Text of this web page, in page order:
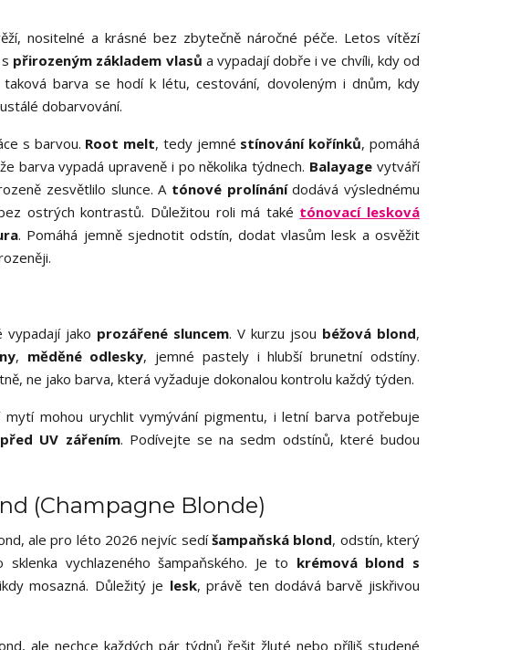
nositelné a krásné bez zbytečně náročné péče. Letos vítězí
přirozeným základem vlasů a vypadají dobře i ve chvíli, kdy od
barva se hodí k létu, cestování, dovoleným i dnům, kdy
dobarvování.
s barvou. Root melt, tedy jemné stínování kořínků, pomáhá
barva vypadá upraveně i po několika týdnech. Balayage vytváří
zesvětlilo slunce. A tónové prolínánídodává výslednému
ostrých kontrastů. Důležitou roli má také tónovací lesková
. Pomáhá jemně sjednotit odstín, dodat vlasům lesk a osvěžit
jako prozářené sluncem. V kurzu jsou béžová blond,
, měděné odlesky, jemné pastely i hlubší brunetní odstíny.
ne jako barva, která vyžaduje dokonalou kontrolu každý týden.
mohou urychlit vymývání pigmentu, i letní barva potřebuje
UV zářením. Podívejte se na sedm odstínů, které budou
(Champagne Blonde)
ale pro léto 2026 nejvíc sedíšampaňská blond, odstín, který
sklenka vychlazeného šampaňského. Je to krémová blond s
mosazná. Důležitý je lesk, právě ten dodává barvě jiskřivou
ale nechce každých pár týdnů řešit žluté nebo příliš studené